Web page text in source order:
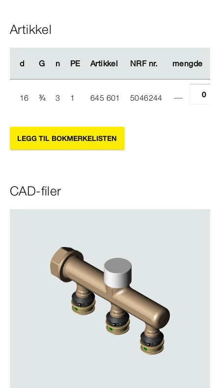
Artikkel
d G n PE Artikkel NRF nr. mengde
d G n PE Artikkel NRF nr. mengde
16 ¾ 3 1 645 601 5046244
LEGG TIL BOKMERKELISTEN
CAD-filer